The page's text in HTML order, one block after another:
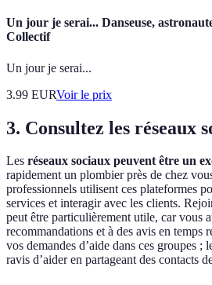
Un jour je serai... Danseuse,
Collectif
Un jour je serai...
3.99 EURVoir le prix
3. Consultez les réseaux
Les réseaux sociaux peuvent être un
rapidement un plombier près de chez
professionnels utilisent ces plateformes
services et interagir avec les clients.
peut être particulièrement utile, car vous
recommandations et à des avis en temps
vos demandes d’aide dans ces groupes ;
ravis d’aider en partageant des contacts